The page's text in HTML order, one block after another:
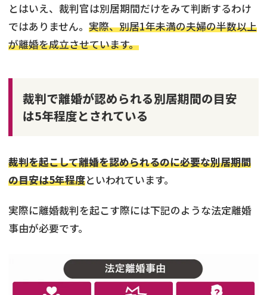
とはいえ、裁判官は別居期間だけをみて判断するわけ
ではありません。 実際、別居1年未満の夫婦の半数以上
が離婚を成立させています。
裁判で離婚が認められる別居期間の目安
は5年程度とされている
裁判を起こして離婚を認められるのに必要な別居期間
の目安は5年程度といわれています。
実際に離婚裁判を起こす際には下記のような法定離婚
事由が必要です。